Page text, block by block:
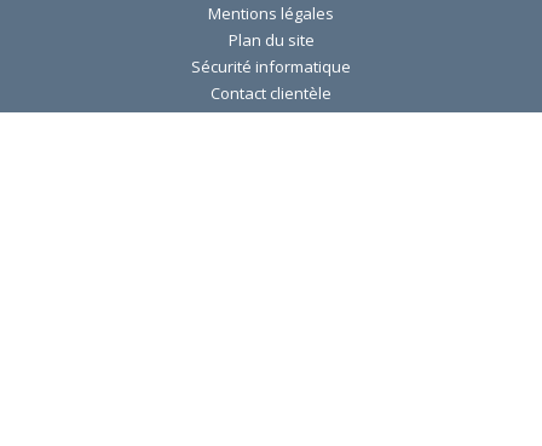
Mentions légales
Plan du site
Sécurité informatique
Contact clientèle